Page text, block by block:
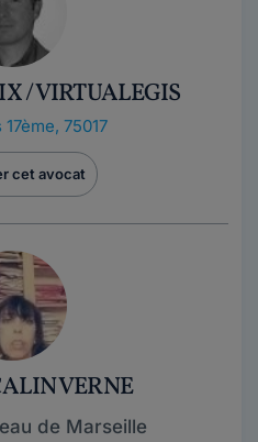
/ VIRTUALEGIS
17ème, 75017
cet avocat
VERNE
de Marseille